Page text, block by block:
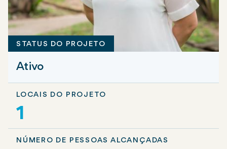
STATUS DO PROJETO
Ativo
LOCAIS DO PROJETO
1
NÚMERO DE PESSOAS ALCANÇADAS